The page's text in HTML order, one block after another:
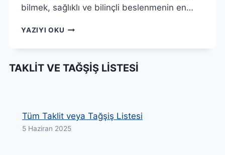
bilmek, sağlıklı ve bilinçli beslenmenin en…
YAZIYI OKU GIDA
OKUMA
9
SAĞLIKLI
ÜRÜN
SEÇIMI
TAKLIT VE TAĞŞIŞ LISTESI
Tüm Taklit veya Tağşiş Listesi
5 Haziran 2025